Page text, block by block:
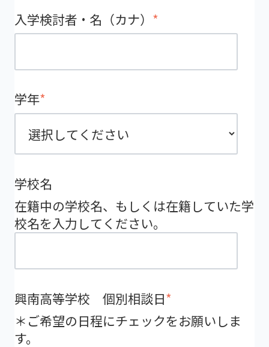
入学検討者・名（カナ） *
学年*
学校名
在籍中の学校名、もしくは在籍していた学
校名を入力してください。
興南高等学校 個別相談日*
＊ご希望の日程にチェックをお願いしま
す。